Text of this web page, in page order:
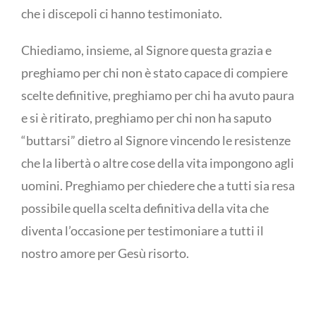
che i discepoli ci hanno testimoniato.
Chiediamo, insieme, al Signore questa grazia e
preghiamo per chi non è stato capace di compiere
scelte definitive, preghiamo per chi ha avuto paura
e si è ritirato, preghiamo per chi non ha saputo
“buttarsi” dietro al Signore vincendo le resistenze
che la libertà o altre cose della vita impongono agli
uomini. Preghiamo per chiedere che a tutti sia resa
possibile quella scelta definitiva della vita che
diventa l’occasione per testimoniare a tutti il
nostro amore per Gesù risorto.